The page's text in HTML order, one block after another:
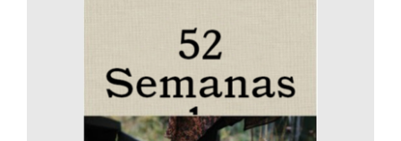
AÑADIR AL CARRITO
/
DETALLES